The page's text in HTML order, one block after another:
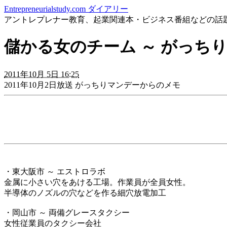
Entrepreneurialstudy.com ダイアリー
アントレプレナー教育、起業関連本・ビジネス番組などの話
儲かる女のチーム ～ がっち
2011年10月 5日 16:25
2011年10月2日放送 がっちりマンデーからのメモ
・東大阪市 ～ エストロラボ
金属に小さい穴をあける工場。作業員が全員女性。
半導体のノズルの穴などを作る細穴放電加工
・岡山市 ～ 両備グレースタクシー
女性従業員のタクシー会社